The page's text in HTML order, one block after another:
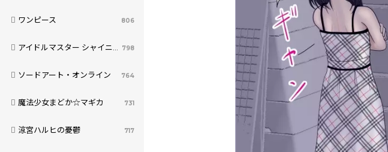
ワンピース 806
アイドルマスター シャイニーカラーズ 798
ソードアート・オンライン 764
魔法少女まどか☆マギカ 731
涼宮ハルヒの憂鬱 717